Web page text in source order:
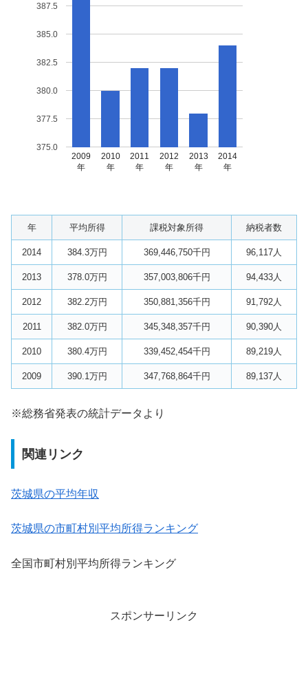
2009
年
2010
年
2011
年
2012
年
2013
年
2014
年
375.0
377.5
380.0
382.5
385.0
387.5
年 平均所得 課税対象所得 納税者数
2014 384.3万円 369,446,750千円 96,117人
2013 378.0万円 357,003,806千円 94,433人
2012 382.2万円 350,881,356千円 91,792人
2011 382.0万円 345,348,357千円 90,390人
2010 380.4万円 339,452,454千円 89,219人
2009 390.1万円 347,768,864千円 89,137人
※総務省発表の統計データより
関連リンク
茨城県の平均年収
茨城県の市町村別平均所得ランキング
全国市町村別平均所得ランキング
スポンサーリンク